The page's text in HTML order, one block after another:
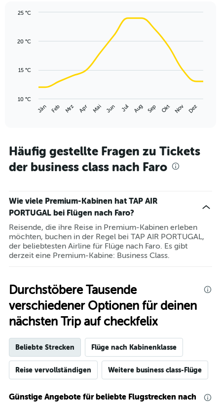
axis
Range:
150.
with
14
has
categories.
Range:
14
has
1
axis
displaying
values.
Range:
25.
Jän Feb Mrz Apr Mai Jun Jul Aug Sep Okt Nov Dez
10 °C
15 °C
20 °C
25 °C
Häufig gestellte Fragen zu Tickets
der business class nach Faro
Wie viele Premium-Kabinen hat TAP AIR
PORTUGAL bei Flügen nach Faro?
Reisende, die ihre Reise in Premium-Kabinen erleben
möchten, buchen in der Regel bei TAP AIR PORTUGAL,
der beliebtesten Airline für Flüge nach Faro. Es gibt
derzeit eine Premium-Kabine: Business Class.
Durchstöbere Tausende
verschiedener Optionen für deinen
nächsten Trip auf checkfelix
Beliebte Strecken Flüge nach Kabinenklasse
Reise vervollständigen Weitere business class-Flüge
Günstige Angebote für beliebte Flugstrecken nach